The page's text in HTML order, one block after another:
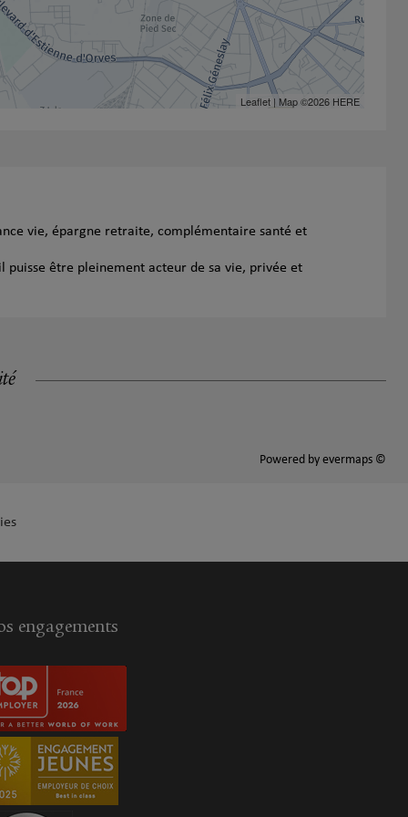
Leaflet| Map ©2026 HERE
vie, épargne retraite, complémentaire santé et
être pleinement acteur de sa vie, privée et
Powered by evermaps ©
engagements